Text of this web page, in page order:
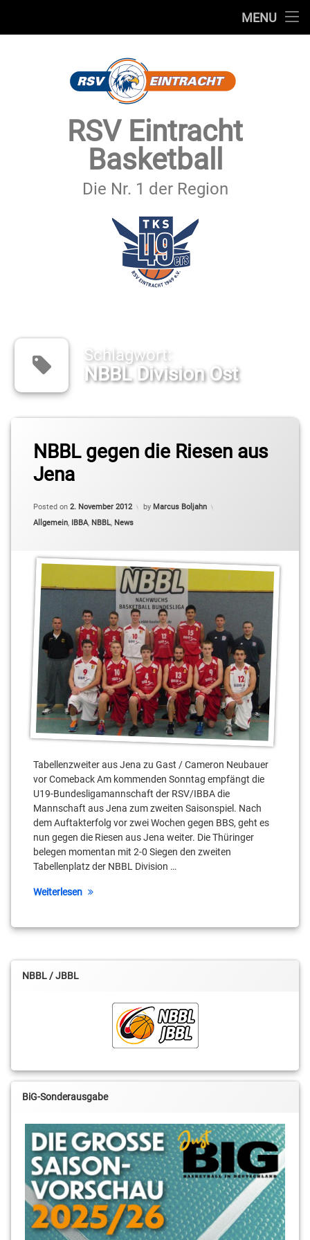
MENU
SECHSTER MANN
IMPRESSUM & DATENSCHUTZ
RSV Eintracht
Basketball
Die Nr. 1 der Region
Schlagwort:
NBBL Division Ost
NBBL gegen die Riesen aus
Jena
Posted on 2. November 2012
Updated on2. November 2012
by Marcus Boljahn
Categories:
Allgemein, IBBA, NBBL, News
Tabellenzweiter aus Jena zu Gast / Cameron Neubauer
vor Comeback Am kommenden Sonntag empfängt die
U19-Bundesligamannschaft der RSV/IBBA die
Mannschaft aus Jena zum zweiten Saisonspiel. Nach
dem Auftakterfolg vor zwei Wochen gegen BBS, geht es
nun gegen die Riesen aus Jena weiter. Die Thüringer
belegen momentan mit 2-0 Siegen den zweiten
Tabellenplatz der NBBL Division …
Weiterlesen
Andreas
Martin
Benjamin
Cameron
Neubauer
Christian
Berhnhardt
Christopher
Schreiber
Colin
Craven
Daniel
Dominik
Kleine
Georg
Georgios
Tyrekidis
Treml
Division
Ost
Philipp
Beaujean
Robin
Jorch
NBBL / JBBL
BiG-Sonderausgabe